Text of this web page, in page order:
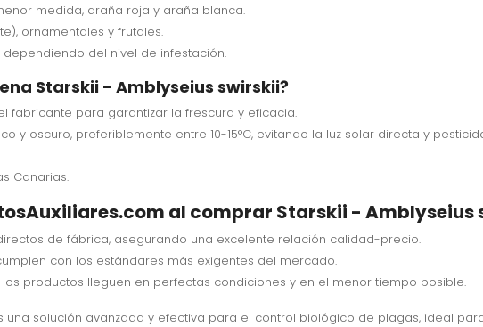
medida, araña roja y araña blanca.
ornamentales y frutales.
dependiendo del nivel de infestación.
Starskii - Amblyseius swirskii?
fabricante para garantizar la frescura y eficacia.
y oscuro, preferiblemente entre 10-15°C, evitando la luz solar directa y
Canarias.
al comprar Starskii - Amblyseius
de fábrica, asegurando una excelente relación calidad-precio.
con los estándares más exigentes del mercado.
los productos lleguen en perfectas condiciones y en el menor tiempo posible.
una solución avanzada y efectiva para el control biológico de plagas, ideal